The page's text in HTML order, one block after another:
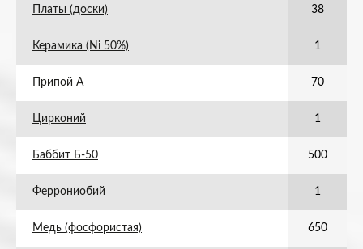
Платы (доски) 38
Керамика (Ni 50%) 1
Припой А 70
Цирконий 1
Баббит Б-50 500
Феррониобий 1
Медь (фосфористая) 650